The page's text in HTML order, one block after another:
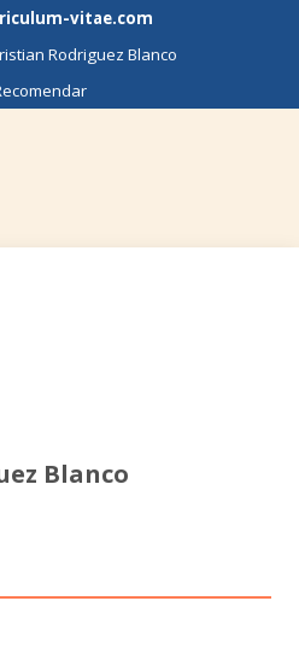
vitae.com
Rodriguez Blanco
Blanco